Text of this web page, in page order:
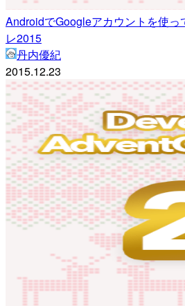
AndroidでGoogleアカウントを使っ
レ2015
丹内優紀
2015.12.23